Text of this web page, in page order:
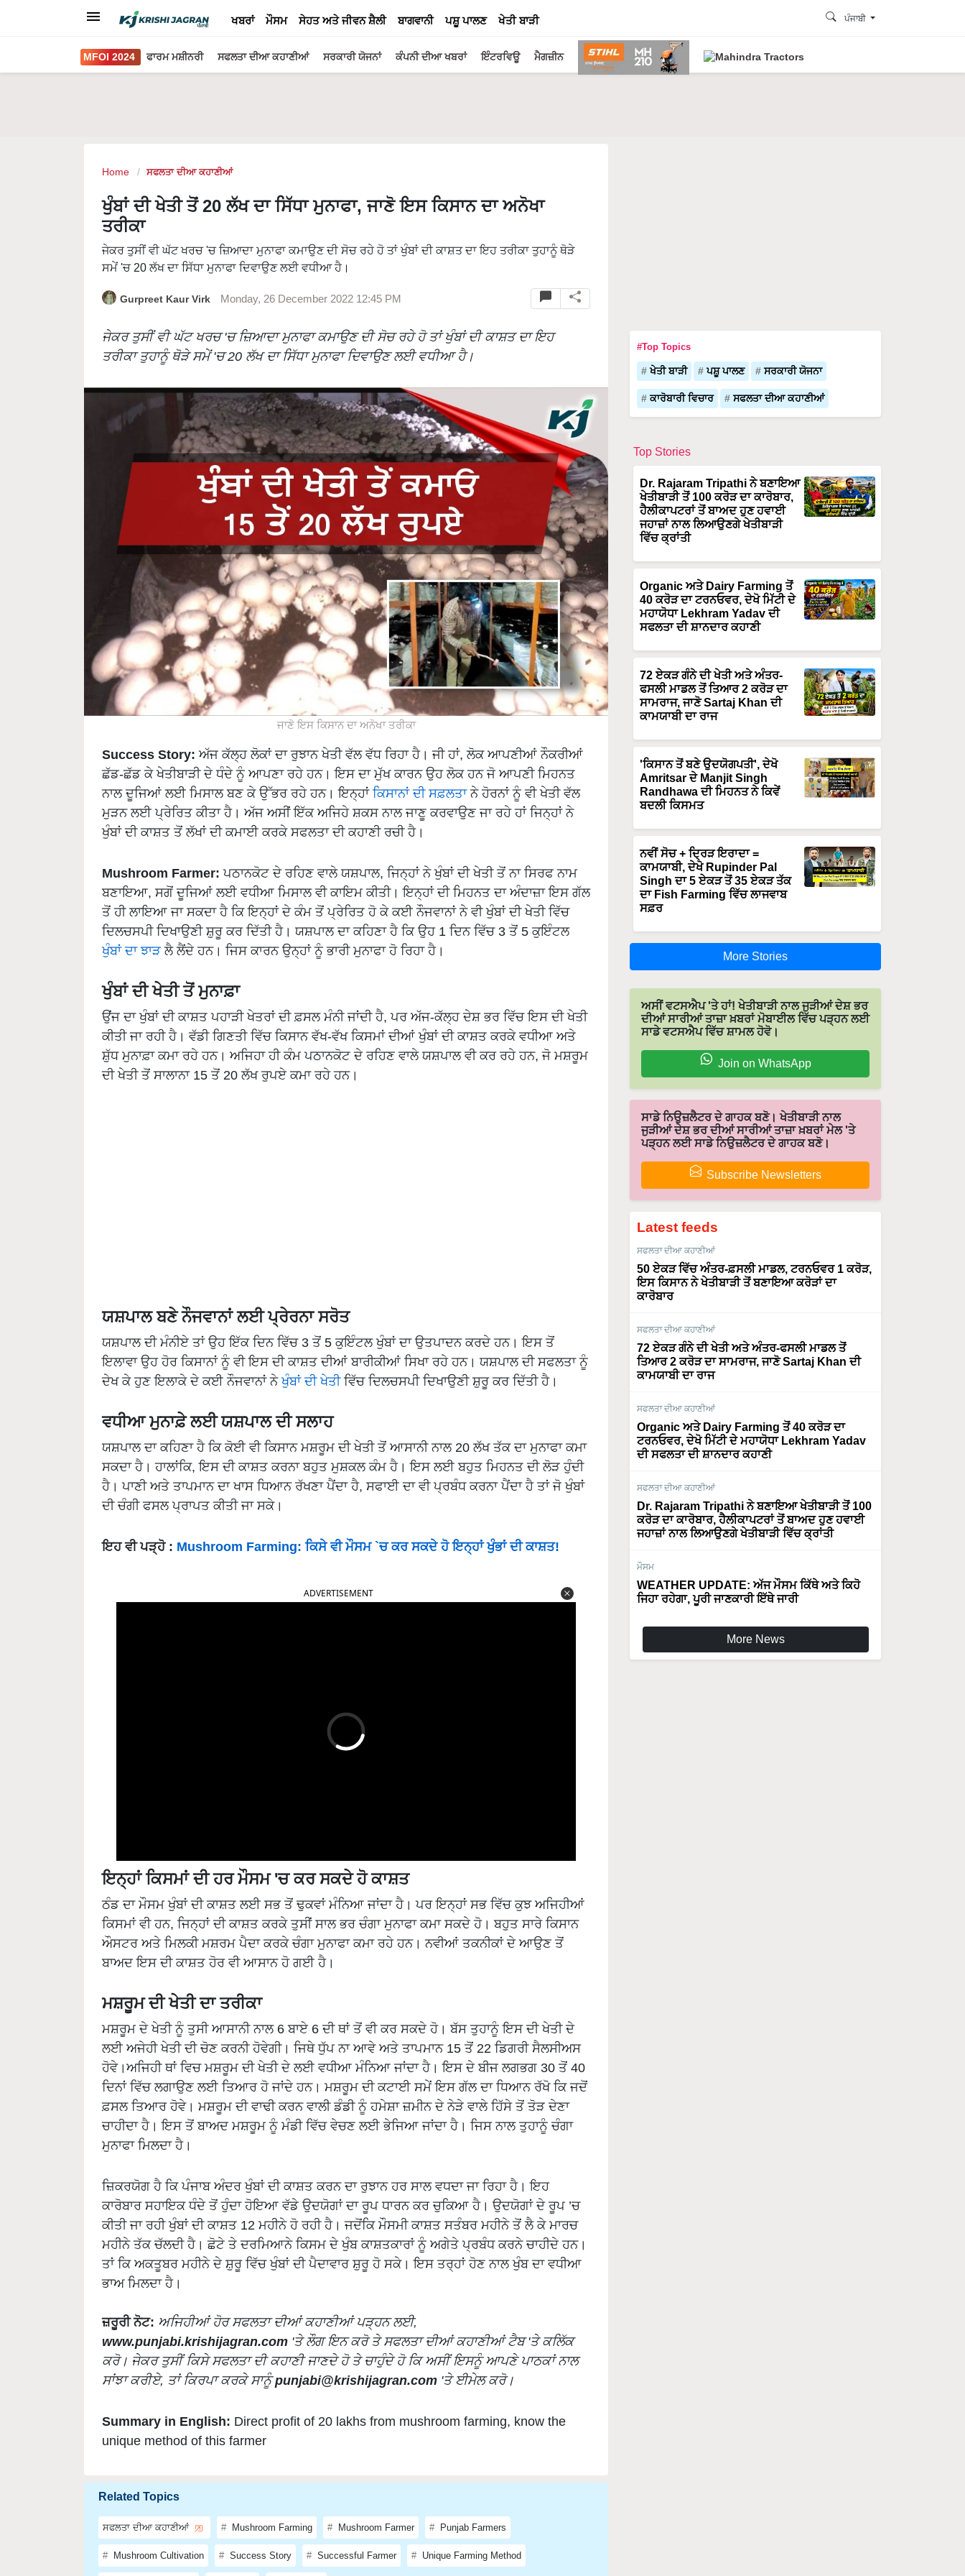
ਖਬਰਾਂ ਮੌਸਮ ਸੇਹਤ ਅਤੇ ਜੀਵਨ ਸ਼ੈਲੀ ਬਾਗਵਾਨੀ ਪਸ਼ੂ ਪਾਲਣ ਖੇਤੀ ਬਾੜੀ ਪੰਜਾਬੀ
MFOI 2024 ਫਾਰਮ ਮਸ਼ੀਨਰੀ ਸਫਲਤਾ ਦੀਆ ਕਹਾਣੀਆਂ ਸਰਕਾਰੀ ਯੋਜਨਾਂ ਕੰਪਨੀ ਦੀਆ ਖਬਰਾਂ ਇੰਟਰਵਿਊ ਮੈਗਜ਼ੀਨ
Home ਸਫਲਤਾ ਦੀਆ ਕਹਾਣੀਆਂ
ਖੁੰਬਾਂ ਦੀ ਖੇਤੀ ਤੋਂ 20 ਲੱਖ ਦਾ ਸਿੱਧਾ ਮੁਨਾਫਾ, ਜਾਣੋ ਇਸ ਕਿਸਾਨ ਦਾ ਅਨੋਖਾ
ਤਰੀਕਾ
ਜੇਕਰ ਤੁਸੀਂ ਵੀ ਘੱਟ ਖਰਚ 'ਚ ਜ਼ਿਆਦਾ ਮੁਨਾਫਾ ਕਮਾਉਣ ਦੀ ਸੋਚ ਰਹੇ ਹੋ ਤਾਂ ਖੁੰਬਾਂ ਦੀ ਕਾਸ਼ਤ ਦਾ ਇਹ ਤਰੀਕਾ ਤੁਹਾਨੂੰ ਥੋੜੇ
ਸਮੇਂ 'ਚ 20 ਲੱਖ ਦਾ ਸਿੱਧਾ ਮੁਨਾਫਾ ਦਿਵਾਉਣ ਲਈ ਵਧੀਆ ਹੈ।
Gurpreet Kaur Virk Monday, 26 December 2022 12:45 PM
ਜੇਕਰ ਤੁਸੀਂ ਵੀ ਘੱਟ ਖਰਚ 'ਚ ਜ਼ਿਆਦਾ ਮੁਨਾਫਾ ਕਮਾਉਣ ਦੀ ਸੋਚ ਰਹੇ ਹੋ ਤਾਂ ਖੁੰਬਾਂ ਦੀ ਕਾਸ਼ਤ ਦਾ ਇਹ
ਤਰੀਕਾ ਤੁਹਾਨੂੰ ਥੋੜੇ ਸਮੇਂ 'ਚ 20 ਲੱਖ ਦਾ ਸਿੱਧਾ ਮੁਨਾਫਾ ਦਿਵਾਉਣ ਲਈ ਵਧੀਆ ਹੈ।
ਜਾਣੋ ਇਸ ਕਿਸਾਨ ਦਾ ਅਨੋਖਾ ਤਰੀਕਾ
Success Story: ਅੱਜ ਕੱਲ੍ਹ ਲੋਕਾਂ ਦਾ ਰੁਝਾਨ ਖੇਤੀ ਵੱਲ ਵੱਧ ਰਿਹਾ ਹੈ। ਜੀ ਹਾਂ, ਲੋਕ ਆਪਣੀਆਂ ਨੌਕਰੀਆਂ
ਛੱਡ-ਛੱਡ ਕੇ ਖੇਤੀਬਾੜੀ ਦੇ ਧੰਦੇ ਨੂੰ ਆਪਣਾ ਰਹੇ ਹਨ। ਇਸ ਦਾ ਮੁੱਖ ਕਾਰਨ ਉਹ ਲੋਕ ਹਨ ਜੋ ਆਪਣੀ ਮਿਹਨਤ
ਨਾਲ ਦੂਜਿਆਂ ਲਈ ਮਿਸਾਲ ਬਣ ਕੇ ਉੱਭਰ ਰਹੇ ਹਨ। ਇਨ੍ਹਾਂਕਿਸਾਨਾਂ ਦੀ ਸਫ਼ਲਤਾਨੇ ਹੋਰਨਾਂ ਨੂੰ ਵੀ ਖੇਤੀ ਵੱਲ
ਮੁੜਨ ਲਈ ਪ੍ਰੇਰਿਤ ਕੀਤਾ ਹੈ। ਅੱਜ ਅਸੀਂ ਇੱਕ ਅਜਿਹੇ ਸ਼ਕਸ ਨਾਲ ਜਾਣੂ ਕਰਵਾਉਣ ਜਾ ਰਹੇ ਹਾਂ ਜਿਨ੍ਹਾਂ ਨੇ
ਖੁੰਬਾਂ ਦੀ ਕਾਸ਼ਤ ਤੋਂ ਲੱਖਾਂ ਦੀ ਕਮਾਈ ਕਰਕੇ ਸਫਲਤਾ ਦੀ ਕਹਾਣੀ ਰਚੀ ਹੈ।
Mushroom Farmer: ਪਠਾਨਕੋਟ ਦੇ ਰਹਿਣ ਵਾਲੇ ਯਸ਼ਪਾਲ, ਜਿਨ੍ਹਾਂ ਨੇ ਖੁੰਬਾਂ ਦੀ ਖੇਤੀ ਤੋਂ ਨਾ ਸਿਰਫ ਨਾਮ
ਬਣਾਇਆ, ਸਗੋਂ ਦੂਜਿਆਂ ਲਈ ਵਧੀਆ ਮਿਸਾਲ ਵੀ ਕਾਇਮ ਕੀਤੀ। ਇਨ੍ਹਾਂ ਦੀ ਮਿਹਨਤ ਦਾ ਅੰਦਾਜ਼ਾ ਇਸ ਗੱਲ
ਤੋਂ ਹੀ ਲਾਇਆ ਜਾ ਸਕਦਾ ਹੈ ਕਿ ਇਨ੍ਹਾਂ ਦੇ ਕੰਮ ਤੋਂ ਪ੍ਰੇਰਿਤ ਹੋ ਕੇ ਕਈ ਨੌਜਵਾਨਾਂ ਨੇ ਵੀ ਖੁੰਬਾਂ ਦੀ ਖੇਤੀ ਵਿੱਚ
ਦਿਲਚਸਪੀ ਦਿਖਾਉਣੀ ਸ਼ੁਰੂ ਕਰ ਦਿੱਤੀ ਹੈ। ਯਸ਼ਪਾਲ ਦਾ ਕਹਿਣਾ ਹੈ ਕਿ ਉਹ 1 ਦਿਨ ਵਿੱਚ 3 ਤੋਂ 5 ਕੁਇੰਟਲ
ਖੁੰਬਾਂ ਦਾ ਝਾੜਲੈ ਲੈਂਦੇ ਹਨ। ਜਿਸ ਕਾਰਨ ਉਨ੍ਹਾਂ ਨੂੰ ਭਾਰੀ ਮੁਨਾਫਾ ਹੋ ਰਿਹਾ ਹੈ।
ਖੁੰਬਾਂ ਦੀ ਖੇਤੀ ਤੋਂ ਮੁਨਾਫ਼ਾ
ਉਂਜ ਦਾ ਖੁੰਬਾਂ ਦੀ ਕਾਸ਼ਤ ਪਹਾੜੀ ਖੇਤਰਾਂ ਦੀ ਫ਼ਸਲ ਮੰਨੀ ਜਾਂਦੀ ਹੈ, ਪਰ ਅੱਜ-ਕੱਲ੍ਹ ਦੇਸ਼ ਭਰ ਵਿੱਚ ਇਸ ਦੀ ਖੇਤੀ
ਕੀਤੀ ਜਾ ਰਹੀ ਹੈ। ਵੱਡੀ ਗਿਣਤੀ ਵਿੱਚ ਕਿਸਾਨ ਵੱਖ-ਵੱਖ ਕਿਸਮਾਂ ਦੀਆਂ ਖੁੰਬਾਂ ਦੀ ਕਾਸ਼ਤ ਕਰਕੇ ਵਧੀਆ ਅਤੇ
ਸ਼ੁੱਧ ਮੁਨਾਫ਼ਾ ਕਮਾ ਰਹੇ ਹਨ। ਅਜਿਹਾ ਹੀ ਕੰਮ ਪਠਾਨਕੋਟ ਦੇ ਰਹਿਣ ਵਾਲੇ ਯਸ਼ਪਾਲ ਵੀ ਕਰ ਰਹੇ ਹਨ, ਜੋ ਮਸ਼ਰੂਮ
ਦੀ ਖੇਤੀ ਤੋਂ ਸਾਲਾਨਾ 15 ਤੋਂ 20 ਲੱਖ ਰੁਪਏ ਕਮਾ ਰਹੇ ਹਨ।
ਯਸ਼ਪਾਲ ਬਣੇ ਨੌਜਵਾਨਾਂ ਲਈ ਪ੍ਰੇਰਨਾ ਸਰੋਤ
ਯਸ਼ਪਾਲ ਦੀ ਮੰਨੀਏ ਤਾਂ ਉਹ ਇੱਕ ਦਿਨ ਵਿੱਚ 3 ਤੋਂ 5 ਕੁਇੰਟਲ ਖੁੰਬਾਂ ਦਾ ਉਤਪਾਦਨ ਕਰਦੇ ਹਨ। ਇਸ ਤੋਂ
ਇਲਾਵਾ ਉਹ ਹੋਰ ਕਿਸਾਨਾਂ ਨੂੰ ਵੀ ਇਸ ਦੀ ਕਾਸ਼ਤ ਦੀਆਂ ਬਾਰੀਕੀਆਂ ਸਿਖਾ ਰਹੇ ਹਨ। ਯਸ਼ਪਾਲ ਦੀ ਸਫਲਤਾ ਨੂੰ
ਦੇਖ ਕੇ ਹੁਣ ਇਲਾਕੇ ਦੇ ਕਈ ਨੌਜਵਾਨਾਂ ਨੇਖੁੰਬਾਂ ਦੀ ਖੇਤੀਵਿੱਚ ਦਿਲਚਸਪੀ ਦਿਖਾਉਣੀ ਸ਼ੁਰੂ ਕਰ ਦਿੱਤੀ ਹੈ।
ਵਧੀਆ ਮੁਨਾਫ਼ੇ ਲਈ ਯਸ਼ਪਾਲ ਦੀ ਸਲਾਹ
ਯਸ਼ਪਾਲ ਦਾ ਕਹਿਣਾ ਹੈ ਕਿ ਕੋਈ ਵੀ ਕਿਸਾਨ ਮਸ਼ਰੂਮ ਦੀ ਖੇਤੀ ਤੋਂ ਆਸਾਨੀ ਨਾਲ 20 ਲੱਖ ਤੱਕ ਦਾ ਮੁਨਾਫਾ ਕਮਾ
ਸਕਦਾ ਹੈ। ਹਾਲਾਂਕਿ, ਇਸ ਦੀ ਕਾਸ਼ਤ ਕਰਨਾ ਬਹੁਤ ਮੁਸ਼ਕਲ ਕੰਮ ਹੈ। ਇਸ ਲਈ ਬਹੁਤ ਮਿਹਨਤ ਦੀ ਲੋੜ ਹੁੰਦੀ
ਹੈ। ਪਾਣੀ ਅਤੇ ਤਾਪਮਾਨ ਦਾ ਖਾਸ ਧਿਆਨ ਰੱਖਣਾ ਪੈਂਦਾ ਹੈ, ਸਫਾਈ ਦਾ ਵੀ ਪ੍ਰਬੰਧ ਕਰਨਾ ਪੈਂਦਾ ਹੈ ਤਾਂ ਜੋ ਖੁੰਬਾਂ
ਦੀ ਚੰਗੀ ਫਸਲ ਪ੍ਰਾਪਤ ਕੀਤੀ ਜਾ ਸਕੇ।
ਇਹ ਵੀ ਪੜ੍ਹੋ : Mushroom Farming: ਕਿਸੇ ਵੀ ਮੌਸਮ `ਚ ਕਰ ਸਕਦੇ ਹੋ ਇਨ੍ਹਾਂ ਖੁੰਭਾਂ ਦੀ ਕਾਸ਼ਤ!
ਇਨ੍ਹਾਂ ਕਿਸਮਾਂ ਦੀ ਹਰ ਮੌਸਮ 'ਚ ਕਰ ਸਕਦੇ ਹੋ ਕਾਸ਼ਤ
ਠੰਡ ਦਾ ਮੌਸਮ ਖੁੰਬਾਂ ਦੀ ਕਾਸ਼ਤ ਲਈ ਸਭ ਤੋਂ ਢੁਕਵਾਂ ਮੰਨਿਆ ਜਾਂਦਾ ਹੈ। ਪਰ ਇਨ੍ਹਾਂ ਸਭ ਵਿੱਚ ਕੁਝ ਅਜਿਹੀਆਂ
ਕਿਸਮਾਂ ਵੀ ਹਨ, ਜਿਨ੍ਹਾਂ ਦੀ ਕਾਸ਼ਤ ਕਰਕੇ ਤੁਸੀਂ ਸਾਲ ਭਰ ਚੰਗਾ ਮੁਨਾਫਾ ਕਮਾ ਸਕਦੇ ਹੋ। ਬਹੁਤ ਸਾਰੇ ਕਿਸਾਨ
ਔਸਟਰ ਅਤੇ ਮਿਲਕੀ ਮਸ਼ਰਮ ਪੈਦਾ ਕਰਕੇ ਚੰਗਾ ਮੁਨਾਫਾ ਕਮਾ ਰਹੇ ਹਨ। ਨਵੀਆਂ ਤਕਨੀਕਾਂ ਦੇ ਆਉਣ ਤੋਂ
ਬਾਅਦ ਇਸ ਦੀ ਕਾਸ਼ਤ ਹੋਰ ਵੀ ਆਸਾਨ ਹੋ ਗਈ ਹੈ।
ਮਸ਼ਰੂਮ ਦੀ ਖੇਤੀ ਦਾ ਤਰੀਕਾ
ਮਸ਼ਰੂਮ ਦੇ ਖੇਤੀ ਨੂੰ ਤੁਸੀ ਆਸਾਨੀ ਨਾਲ 6 ਬਾਏ 6 ਦੀ ਥਾਂ ਤੋਂ ਵੀ ਕਰ ਸਕਦੇ ਹੋ। ਬੱਸ ਤੁਹਾਨੂੰ ਇਸ ਦੀ ਖੇਤੀ ਦੇ
ਲਈ ਅਜੇਹੀ ਖੇਤੀ ਦੀ ਚੋਣ ਕਰਨੀ ਹੋਵੇਗੀ। ਜਿਥੇ ਧੁੱਪ ਨਾ ਆਵੇ ਅਤੇ ਤਾਪਮਾਨ 15 ਤੋਂ 22 ਡਿਗਰੀ ਸੈਲਸੀਅਸ
ਹੋਵੇ।ਅਜਿਹੀ ਥਾਂ ਵਿਚ ਮਸ਼ਰੂਮ ਦੀ ਖੇਤੀ ਦੇ ਲਈ ਵਧੀਆ ਮੰਨਿਆ ਜਾਂਦਾ ਹੈ। ਇਸ ਦੇ ਬੀਜ ਲਗਭਗ 30 ਤੋਂ 40
ਦਿਨਾਂ ਵਿੱਚ ਲਗਾਉਣ ਲਈ ਤਿਆਰ ਹੋ ਜਾਂਦੇ ਹਨ। ਮਸ਼ਰੂਮ ਦੀ ਕਟਾਈ ਸਮੇਂ ਇਸ ਗੱਲ ਦਾ ਧਿਆਨ ਰੱਖੋ ਕਿ ਜਦੋਂ
ਫ਼ਸਲ ਤਿਆਰ ਹੋਵੇ। ਮਸ਼ਰੂਮ ਦੀ ਵਾਢੀ ਕਰਨ ਵਾਲੀ ਡੰਡੀ ਨੂੰ ਹਮੇਸ਼ਾ ਜ਼ਮੀਨ ਦੇ ਨੇੜੇ ਵਾਲੇ ਹਿੱਸੇ ਤੋਂ ਤੋੜ ਦੇਣਾ
ਚਾਹੀਦਾ ਹੈ। ਇਸ ਤੋਂ ਬਾਅਦ ਮਸ਼ਰੂਮ ਨੂੰ ਮੰਡੀ ਵਿੱਚ ਵੇਚਣ ਲਈ ਭੇਜਿਆ ਜਾਂਦਾ ਹੈ। ਜਿਸ ਨਾਲ ਤੁਹਾਨੂੰ ਚੰਗਾ
ਮੁਨਾਫਾ ਮਿਲਦਾ ਹੈ।
ਜ਼ਿਕਰਯੋਗ ਹੈ ਕਿ ਪੰਜਾਬ ਅੰਦਰ ਖੁੰਬਾਂ ਦੀ ਕਾਸ਼ਤ ਕਰਨ ਦਾ ਰੁਝਾਨ ਹਰ ਸਾਲ ਵਧਦਾ ਜਾ ਰਿਹਾ ਹੈ। ਇਹ
ਕਾਰੋਬਾਰ ਸਹਾਇਕ ਧੰਦੇ ਤੋਂ ਹੁੰਦਾ ਹੋਇਆ ਵੱਡੇ ਉਦਯੋਗਾਂ ਦਾ ਰੂਪ ਧਾਰਨ ਕਰ ਚੁਕਿਆ ਹੈ। ਉਦਯੋਗਾਂ ਦੇ ਰੂਪ ’ਚ
ਕੀਤੀ ਜਾ ਰਹੀ ਖੁੰਬਾਂ ਦੀ ਕਾਸ਼ਤ 12 ਮਹੀਨੇ ਹੋ ਰਹੀ ਹੈ। ਜਦੋਂਕਿ ਮੌਸਮੀ ਕਾਸ਼ਤ ਸਤੰਬਰ ਮਹੀਨੇ ਤੋਂ ਲੈ ਕੇ ਮਾਰਚ
ਮਹੀਨੇ ਤੱਕ ਚੱਲਦੀ ਹੈ। ਛੋਟੇ ਤੇ ਦਰਮਿਆਨੇ ਕਿਸਮ ਦੇ ਖੁੰਬ ਕਾਸ਼ਤਕਾਰਾਂ ਨੂੰ ਅਗੇਤੇ ਪ੍ਰਬੰਧ ਕਰਨੇ ਚਾਹੀਦੇ ਹਨ।
ਤਾਂ ਕਿ ਅਕਤੂਬਰ ਮਹੀਨੇ ਦੇ ਸ਼ੁਰੂ ਵਿੱਚ ਖੁੰਬਾਂ ਦੀ ਪੈਦਾਵਾਰ ਸ਼ੁਰੂ ਹੋ ਸਕੇ। ਇਸ ਤਰ੍ਹਾਂ ਹੋਣ ਨਾਲ ਖੁੰਬ ਦਾ ਵਧੀਆ
ਭਾਅ ਮਿਲਦਾ ਹੈ।
ਜ਼ਰੂਰੀ ਨੋਟ: ਅਜਿਹੀਆਂ ਹੋਰ ਸਫਲਤਾ ਦੀਆਂ ਕਹਾਣੀਆਂ ਪੜ੍ਹਨ ਲਈ,
www.punjabi.krishijagran.com
'ਤੇ ਲੌਗ ਇਨ ਕਰੋ ਤੇ ਸਫਲਤਾ ਦੀਆਂ ਕਹਾਣੀਆਂ ਟੈਬ 'ਤੇ ਕਲਿੱਕ
ਕਰੋ। ਜੇਕਰ ਤੁਸੀਂ ਕਿਸੇ ਸਫਲਤਾ ਦੀ ਕਹਾਣੀ ਜਾਣਦੇ ਹੋ ਤੇ ਚਾਹੁੰਦੇ ਹੋ ਕਿ ਅਸੀਂ ਇਸਨੂੰ ਆਪਣੇ ਪਾਠਕਾਂ ਨਾਲ
ਸਾਂਝਾ ਕਰੀਏ, ਤਾਂ ਕਿਰਪਾ ਕਰਕੇ ਸਾਨੂੰ punjabi@krishijagran.com 'ਤੇ ਈਮੇਲ ਕਰੋ।
Summary in English: Direct profit of 20 lakhs from mushroom farming, know the
unique method of this farmer
Related Topics
ਸਫਲਤਾ ਦੀਆ ਕਹਾਣੀਆਂ
#Top Topics
ਖੇਤੀ ਬਾੜੀ ਪਸ਼ੂ ਪਾਲਣ ਸਰਕਾਰੀ ਯੋਜਨਾ
ਕਾਰੋਬਾਰੀ ਵਿਚਾਰ ਸਫਲਤਾ ਦੀਆ ਕਹਾਣੀਆਂ
Top Stories
Dr. Rajaram Tripathi ਨੇ ਬਣਾਇਆ
ਖੇਤੀਬਾੜੀ ਤੋਂ 100 ਕਰੋੜ ਦਾ ਕਾਰੋਬਾਰ,
ਹੈਲੀਕਾਪਟਰਾਂ ਤੋਂ ਬਾਅਦ ਹੁਣ ਹਵਾਈ
ਜਹਾਜ਼ਾਂ ਨਾਲ ਲਿਆਉਣਗੇ ਖੇਤੀਬਾੜੀ
ਵਿੱਚ ਕ੍ਰਾਂਤੀ
Organic ਅਤੇ Dairy Farming ਤੋਂ
40 ਕਰੋੜ ਦਾ ਟਰਨਓਵਰ, ਦੇਖੋ ਮਿੱਟੀ ਦੇ
ਮਹਾਯੋਧਾ Lekhram Yadav ਦੀ
ਸਫਲਤਾ ਦੀ ਸ਼ਾਨਦਾਰ ਕਹਾਣੀ
72 ਏਕੜ ਗੰਨੇ ਦੀ ਖੇਤੀ ਅਤੇ ਅੰਤਰ-
ਫਸਲੀ ਮਾਡਲ ਤੋਂ ਤਿਆਰ 2 ਕਰੋੜ ਦਾ
ਸਾਮਰਾਜ, ਜਾਣੋ Sartaj Khan ਦੀ
ਕਾਮਯਾਬੀ ਦਾ ਰਾਜ
'ਕਿਸਾਨ ਤੋਂ ਬਣੇ ਉਦਯੋਗਪਤੀ', ਦੇਖੋ
Amritsar ਦੇ Manjit Singh
Randhawa ਦੀ ਮਿਹਨਤ ਨੇ ਕਿਵੇਂ
ਬਦਲੀ ਕਿਸਮਤ
ਨਵੀਂ ਸੋਚ + ਦ੍ਰਿੜ ਇਰਾਦਾ =
ਕਾਮਯਾਬੀ, ਦੇਖੋ Rupinder Pal
Singh ਦਾ 5 ਏਕੜ ਤੋਂ 35 ਏਕੜ ਤੱਕ
ਦਾ Fish Farming ਵਿੱਚ ਲਾਜਵਾਬ
ਸਫ਼ਰ
More Stories
ਅਸੀਂ ਵਟਸਐਪ 'ਤੇ ਹਾਂ! ਖੇਤੀਬਾੜੀ ਨਾਲ ਜੁੜੀਆਂ ਦੇਸ਼ ਭਰ
ਦੀਆਂ ਸਾਰੀਆਂ ਤਾਜ਼ਾ ਖ਼ਬਰਾਂ ਮੋਬਾਈਲ ਵਿੱਚ ਪੜ੍ਹਨ ਲਈ
ਸਾਡੇ ਵਟਸਐਪ ਵਿੱਚ ਸ਼ਾਮਲ ਹੋਵੋ।
Join on WhatsApp
ਸਾਡੇ ਨਿਉਜ਼ਲੈਟਰ ਦੇ ਗਾਹਕ ਬਣੋ। ਖੇਤੀਬਾੜੀ ਨਾਲ
ਜੁੜੀਆਂ ਦੇਸ਼ ਭਰ ਦੀਆਂ ਸਾਰੀਆਂ ਤਾਜ਼ਾ ਖ਼ਬਰਾਂ ਮੇਲ 'ਤੇ
ਪੜ੍ਹਨ ਲਈ ਸਾਡੇ ਨਿਉਜ਼ਲੈਟਰ ਦੇ ਗਾਹਕ ਬਣੋ।
Subscribe Newsletters
Latest feeds
ਸਫਲਤਾ ਦੀਆ ਕਹਾਣੀਆਂ
50 ਏਕੜ ਵਿੱਚ ਅੰਤਰ-ਫ਼ਸਲੀ ਮਾਡਲ, ਟਰਨਓਵਰ 1 ਕਰੋੜ,
ਇਸ ਕਿਸਾਨ ਨੇ ਖੇਤੀਬਾੜੀ ਤੋਂ ਬਣਾਇਆ ਕਰੋੜਾਂ ਦਾ
ਕਾਰੋਬਾਰ
ਸਫਲਤਾ ਦੀਆ ਕਹਾਣੀਆਂ
72 ਏਕੜ ਗੰਨੇ ਦੀ ਖੇਤੀ ਅਤੇ ਅੰਤਰ-ਫਸਲੀ ਮਾਡਲ ਤੋਂ
ਤਿਆਰ 2 ਕਰੋੜ ਦਾ ਸਾਮਰਾਜ, ਜਾਣੋ Sartaj Khan ਦੀ
ਕਾਮਯਾਬੀ ਦਾ ਰਾਜ
ਸਫਲਤਾ ਦੀਆ ਕਹਾਣੀਆਂ
Organic ਅਤੇ Dairy Farming ਤੋਂ 40 ਕਰੋੜ ਦਾ
ਟਰਨਓਵਰ, ਦੇਖੋ ਮਿੱਟੀ ਦੇ ਮਹਾਯੋਧਾ Lekhram Yadav
ਦੀ ਸਫਲਤਾ ਦੀ ਸ਼ਾਨਦਾਰ ਕਹਾਣੀ
ਸਫਲਤਾ ਦੀਆ ਕਹਾਣੀਆਂ
Dr. Rajaram Tripathi ਨੇ ਬਣਾਇਆ ਖੇਤੀਬਾੜੀ ਤੋਂ 100
ਕਰੋੜ ਦਾ ਕਾਰੋਬਾਰ, ਹੈਲੀਕਾਪਟਰਾਂ ਤੋਂ ਬਾਅਦ ਹੁਣ ਹਵਾਈ
ਜਹਾਜ਼ਾਂ ਨਾਲ ਲਿਆਉਣਗੇ ਖੇਤੀਬਾੜੀ ਵਿੱਚ ਕ੍ਰਾਂਤੀ
ਮੌਸਮ
WEATHER UPDATE: ਅੱਜ ਮੌਸਮ ਕਿੱਥੇ ਅਤੇ ਕਿਹੋ
ਜਿਹਾ ਰਹੇਗਾ, ਪੂਰੀ ਜਾਣਕਾਰੀ ਇੱਥੇ ਜਾਰੀ
More News